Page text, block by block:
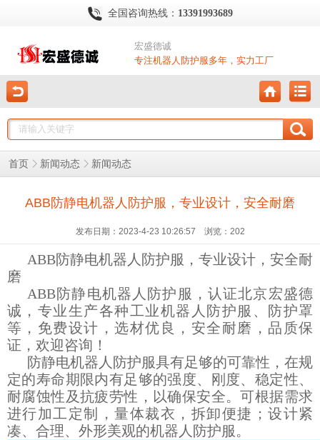
全国咨询热线： 13391993689
宏盛德诚
专注机器人防护服多年，实力工厂
首页 新闻动态 新闻动态
ABB防静电机器人防护服，专业设计，安全耐磨
发布日期：2023-4-23 10:26:57 浏览： 202
ABB防静电机器人防护服，专业设计，安全耐
磨
ABB防静电机器人防护服，认证北京宏盛德
诚，专业生产各种工业机器人防护服、防护罩
等，免费设计，选材优良，安全耐磨，品质保
证，欢迎咨询！
防静电机器人防护服具有足够的可靠性，在规
定的寿命期限内有足够的强度、刚度、稳定性、
耐腐蚀性及抗疲劳性，以确保安全。可根据需求
进行加工定制，量体裁衣，拆卸便捷；设计紧
凑、合理、外形美观的机器人防护服。